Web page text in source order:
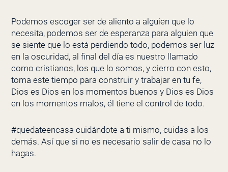
Podemos escoger ser de aliento a alguien que lo
necesita, podemos ser de esperanza para alguien que
se siente que lo está perdiendo todo, podemos ser luz
en la oscuridad, al final del día es nuestro llamado
como cristianos, los que lo somos, y cierro con esto,
toma este tiempo para construir y trabajar en tu fe,
Dios es Dios en los momentos buenos y Dios es Dios
en los momentos malos, él tiene el control de todo.
#quedateencasa cuidándote a ti mismo, cuidas a los
demás. Así que si no es necesario salir de casa no lo
hagas.